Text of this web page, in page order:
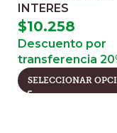
INTERES
$10.258
Descuento por
transferencia
SELECCIONAR